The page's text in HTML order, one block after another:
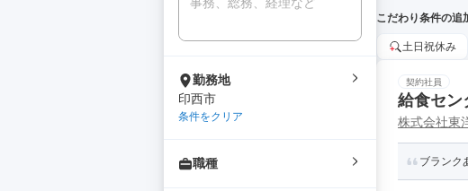
勤務地
印西市
条件をクリア
職種
こだわり条件の追
土日祝休み
契約社員
給食セン
株式会社東
ブランク